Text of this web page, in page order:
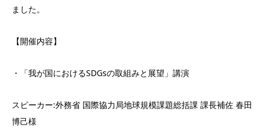
ました。
【開催内容】
・「我が国におけるSDGsの取組みと展望」講演
スピーカー:外務省 国際協力局地球規模課題総括課 課⻑補佐 春田
博己様